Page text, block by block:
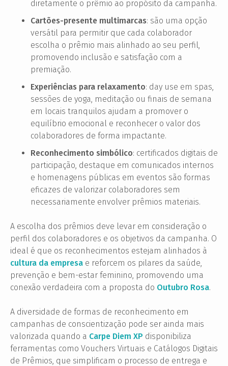
diretamente o prêmio ao propósito da campanha.
Cartões-presente multimarcas: são uma opção
versátil para permitir que cada colaborador
escolha o prêmio mais alinhado ao seu perfil,
promovendo inclusão e satisfação com a
premiação.
Experiências para relaxamento: day use em spas,
sessões de yoga, meditação ou finais de semana
em locais tranquilos ajudam a promover o
equilíbrio emocional e reconhecer o valor dos
colaboradores de forma impactante.
Reconhecimento simbólico: certificados digitais de
participação, destaque em comunicados internos
e homenagens públicas em eventos são formas
eficazes de valorizar colaboradores sem
necessariamente envolver prêmios materiais.
A escolha dos prêmios deve levar em consideração o
perfil dos colaboradores e os objetivos da campanha. O
ideal é que os reconhecimentos estejam alinhados à
cultura da empresa e reforcem os pilares da saúde,
prevenção e bem-estar feminino, promovendo uma
conexão verdadeira com a proposta do Outubro Rosa.
A diversidade de formas de reconhecimento em
campanhas de conscientização pode ser ainda mais
valorizada quando a Carpe Diem XP disponibiliza
ferramentas como Vouchers Virtuais e Catálogos Digitais
de Prêmios, que simplificam o processo de entrega e